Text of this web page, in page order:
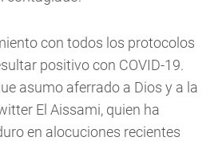
con todos los protocolos
positivo con COVID-19.
asumo aferrado a Dios y a la
El Aissami, quien ha
en alocuciones recientes